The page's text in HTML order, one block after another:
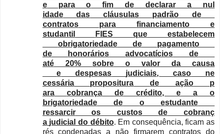
e
para o fim de declarar a
nul
idade
das cláusulas padrão
de
contratos
para financiamento
e
studantil
FIES que
estabelecem
obrigatoriedade
de
pagamento
de
honorários advocatícios
de
até20% sobre o valor da
causa
e
despesas judiciais,caso
ne
cessária
propositura de ação
p
ara
cobrança de crédito, e a
o
brigatoriedade
de o
estudante
ressarcir
os custos de
cobranç
a judicial do débito. Em consequência, ficam as
rés condenadas a não firmarem contratos do